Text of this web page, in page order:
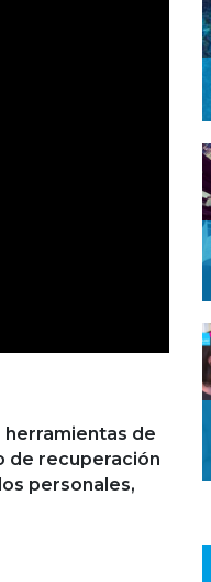
herramientas de
de recuperación
personales,